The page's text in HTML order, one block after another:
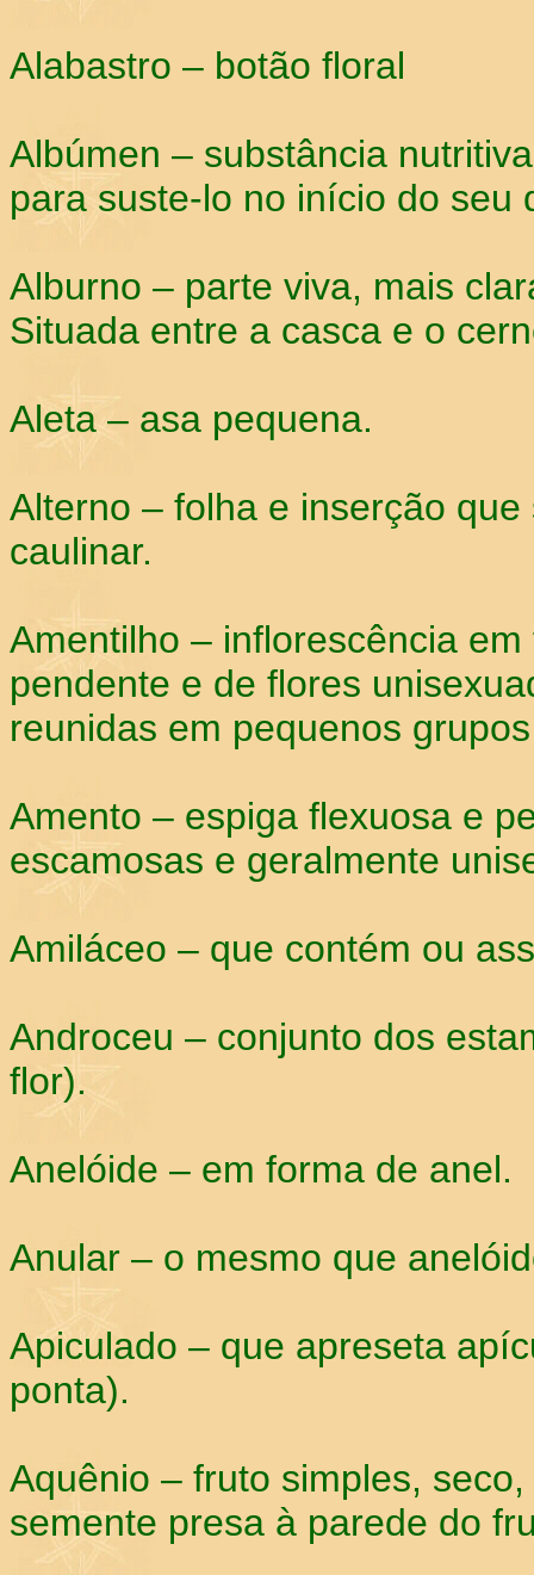
Alabastro – botão floral
Albúmen – substância
para suste-lo no início do seu
Alburno – parte viva, mais
Situada entre a casca e o
Aleta – asa pequena.
Alterno – folha e inserção
caulinar.
Amentilho – inflorescência
pendente e de flores
reunidas em pequenos
Amento – espiga flexuosa e
escamosas e geralmente
Amiláceo – que contém ou
Androceu – conjunto dos
flor).
Anelóide – em forma de anel.
Anular – o mesmo que
Apiculado – que apreseta
ponta).
Aquênio – fruto simples,
semente presa à parede do